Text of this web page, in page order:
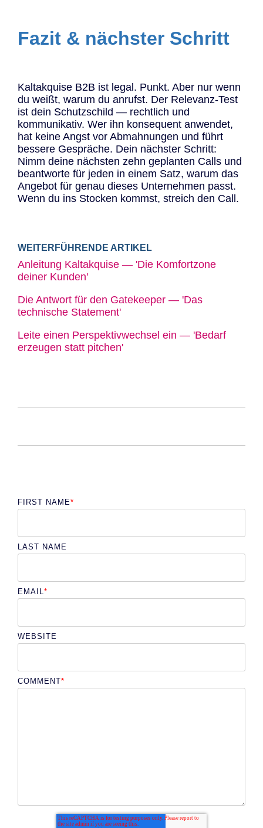
Fazit & nächster Schritt
Kaltakquise B2B ist legal. Punkt. Aber nur wenn
du weißt, warum du anrufst. Der Relevanz-Test
ist dein Schutzschild — rechtlich und
kommunikativ. Wer ihn konsequent anwendet,
hat keine Angst vor Abmahnungen und führt
bessere Gespräche. Dein nächster Schritt:
Nimm deine nächsten zehn geplanten Calls und
beantworte für jeden in einem Satz, warum das
Angebot für genau dieses Unternehmen passt.
Wenn du ins Stocken kommst, streich den Call.
WEITERFÜHRENDE ARTIKEL
Anleitung Kaltakquise — 'Die Komfortzone
deiner Kunden'
Die Antwort für den Gatekeeper — 'Das
technische Statement'
Leite einen Perspektivwechsel ein — 'Bedarf
erzeugen statt pitchen'
FIRST NAME*
LAST NAME
EMAIL*
WEBSITE
COMMENT*